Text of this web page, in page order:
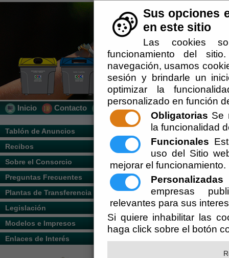
Sus opciones
en este sitio
Las cookies
funcionamiento del
navegación, usamos
sesión y brindarle un
optimizar la
personalizado en función
Obligatorias Se
la funcionalidad
Funcionales
uso del Sitio
mejorar el funcionamiento.
Personalizadas
empresas
relevantes para sus
Si quiere inhabilitar las
haga click sobre el botón
Inicio Contacto Localización
Tablón de Anuncios
Recibos
Sobre el Consorcio
Preguntas Frecuentes
Plantas de Transferencia
Legislación
Modelos e Impresos
Enlaces de Interés
Usted se encuentra aquí:Inicio //
Vigente.
Escuchar
INFORMACIÓN PARA CONSULTA DE
https://www.dipalme.org/Servicios/